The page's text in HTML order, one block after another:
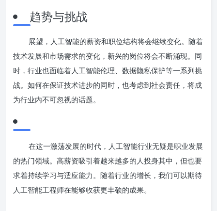
趋势与挑战
展望，人工智能的薪资和职位结构将会继续变化。随着
技术发展和市场需求的变化，新兴的岗位将会不断涌现。同
时，行业也面临着人工智能伦理、数据隐私保护等一系列挑
战。如何在保证技术进步的同时，也考虑到社会责任，将成
为行业内不可忽视的话题。
在这一激荡发展的时代，人工智能行业无疑是职业发展
的热门领域。高薪资吸引着越来越多的人投身其中，但也要
求着持续学习与适应能力。随着行业的增长，我们可以期待
人工智能工程师在能够收获更丰硕的成果。